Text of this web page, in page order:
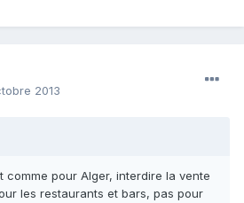
2013
comme pour Alger, interdire la vente
les restaurants et bars, pas pour